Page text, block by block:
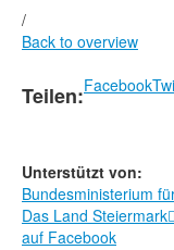
/
Back to overview
Teilen:Facebook
Unterstützt von:
Bundesministerium
Das Land Steiermark
auf Facebook